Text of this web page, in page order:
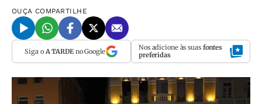
OUÇA COMPARTILHE
Siga o A TARDEno Google Nos adicione às suas fontes
preferidas